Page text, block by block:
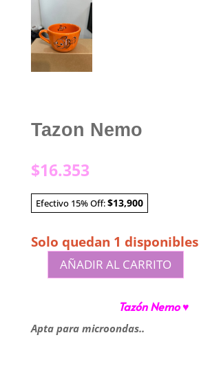
Tazon Nemo
$16.353
Efectivo 15% Off:$13,900
Solo quedan 1 disponibles
AÑADIR AL CARRITO
Tazón Nemo ♥
Apta para microondas..